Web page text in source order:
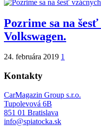
Pozrime sa na
Volkswagen.
24. februára 2019 1
Kontakty
CarMagazin Group s.r.o.
Tupolevová 6B
851 01 Bratislava
info@spiatocka.sk